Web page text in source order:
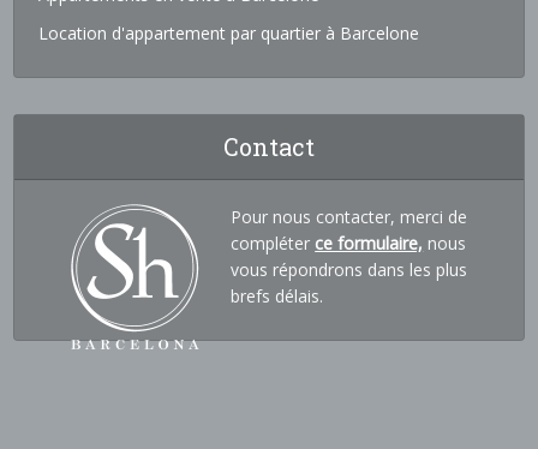
Location d'appartement par quartier à Barcelone
Contact
Pour nous contacter, merci de
compléter ce formulaire, nous
vous répondrons dans les plus
brefs délais.